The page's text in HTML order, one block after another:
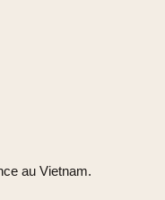
au Vietnam.